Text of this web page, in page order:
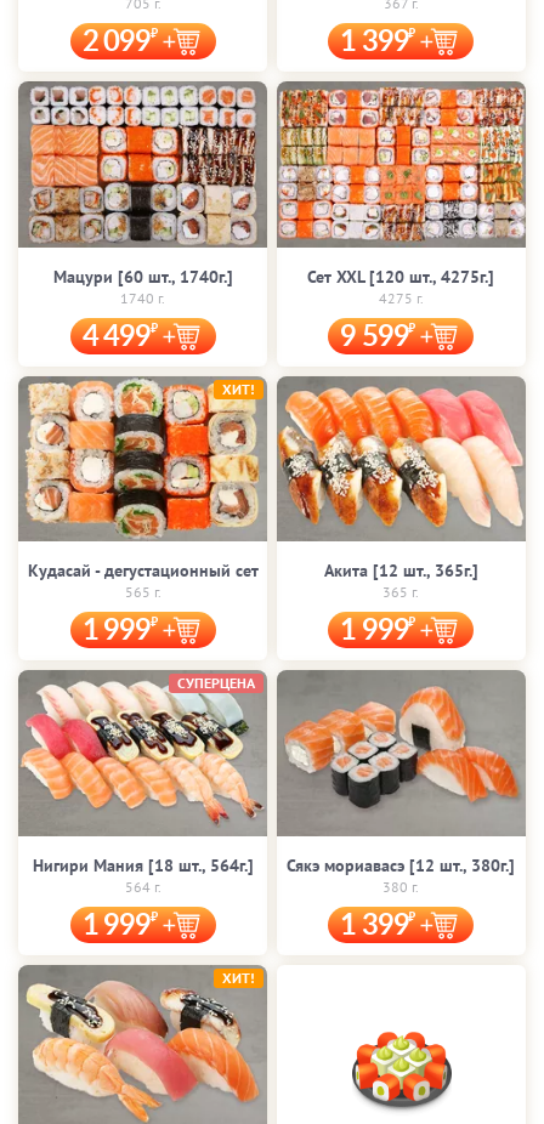
2 099 1 399
Мацури [60 шт., 1740г.]
1740 г.
4 499
Сет XXL [120 шт., 4275г.]
4275 г.
9 599
Кудасай - дегустационный сет
565 г.
1 999
ХИТ!
Акита [12 шт., 365г.]
365 г.
1 999
Нигири Мания [18 шт., 564г.]
564 г.
1 999
СУПЕРЦЕНА
Сякэ мориавасэ [12 шт., 380г.]
380 г.
1 399
ХИТ!